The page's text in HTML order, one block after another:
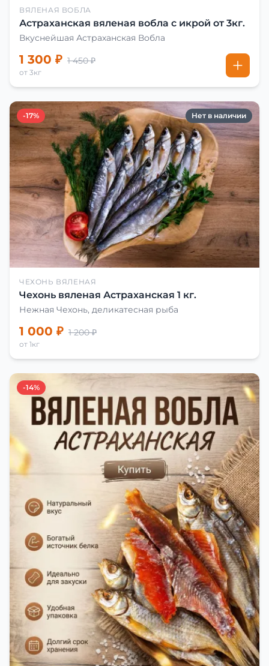
ВЯЛЕНАЯ ВОБЛА
Астраханская вяленая вобла с икрой от 3кг.
Вкуснейшая Астраханская Вобла
1 300 ₽ 1 450 ₽
от 3кг
-17% Нет в наличии
ЧЕХОНЬ ВЯЛЕНАЯ
Чехонь вяленая Астраханская 1 кг.
Нежная Чехонь, деликатесная рыба
1 000 ₽ 1 200 ₽
от 1кг
-14%